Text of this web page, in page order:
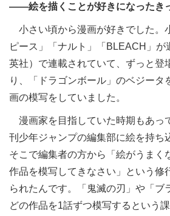
――絵を描くことが好きになったき
小さい頃から漫画が好きでした。
ピース」「ナルト」「BLEACH」が
英社）で連載されていて、ずっと登
り、「ドラゴンボール」のベジータ
画の模写をしていました。
漫画家を目指していた時期もあっ
刊少年ジャンプの編集部に絵を持ち
そこで編集者の方から「絵がうまく
作品を模写してきなさい」という修
られたんです。「鬼滅の刃」や「ブ
どの作品を1話ずつ模写するという